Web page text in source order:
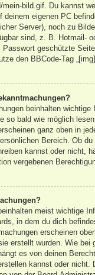
mein-bild.gif. Du kannst
deinem eigenen PC
Server), noch zu
sind, z. B. Hotmail-
Passwort geschützte
den BBCode-Tag
beinhalten wichtige
so bald wie möglich
ganz oben in
Bereich. Ob du
kannst oder nicht,
vergebenen
meist wichtige
in dem du dich
erscheinen
erstellt wurden. Wie bei
es von deinen
kannst oder nicht.